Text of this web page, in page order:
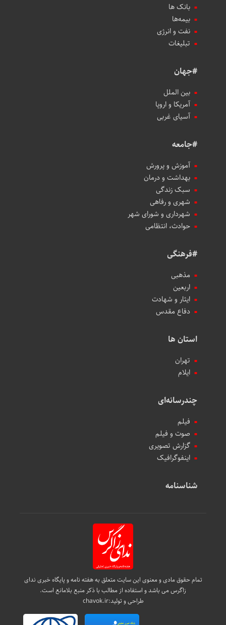
بانک ها
بیمه‌ها
نفت و انرژی
تبلیغات
#جهان
بین الملل
آمریکا و اروپا
آسیای غربی
#جامعه
آموزش و پرورش
بهداشت و درمان
سبک زندگی
شهری و رفاهی
شهرداری و شورای شهر
حوادث، انتظامی
#فرهنگی
مذهبی
اربعین
ایثار و شهادت
دفاع مقدس
استان ها
تهران
ایلام
چندرسانه‌ای
فیلم
صوت و فیلم
گزارش تصویری
اینفوگرافیک
شناسنامه
تمام حقوق مادی و معنوی این سایت متعلق به هفته نامه و پایگاه خبری ندای
زاگرس می باشد و استفاده از مطالب با ذکر منبع بلامانع است.
طراحی و تولید:chavok.ir